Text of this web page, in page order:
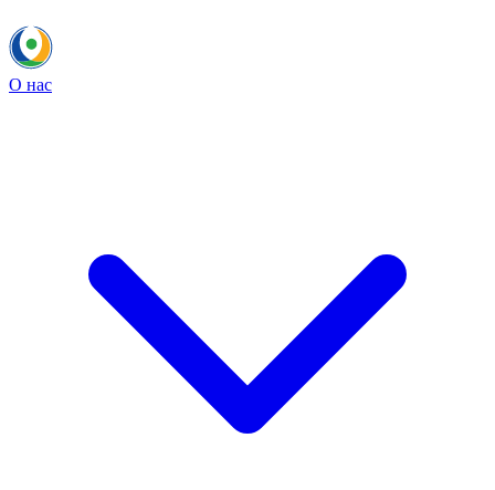
О нас